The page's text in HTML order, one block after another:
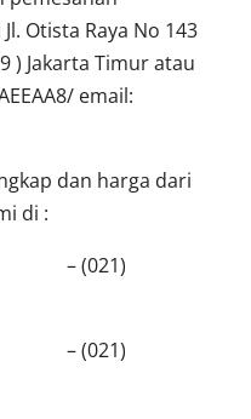
Otista Raya No 143
) Jakarta Timur atau
email:
dan harga dari
di :
– (021)
– (021)